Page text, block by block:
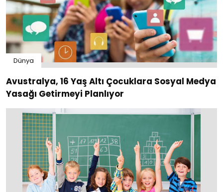
Dünya
Avustralya, 16 Yaş Altı Çocuklara Sosyal Medya
Yasağı Getirmeyi Planlıyor